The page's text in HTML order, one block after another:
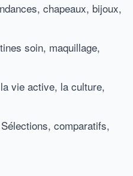
chapeaux, bijoux,
soin, maquillage,
vie active, la culture,
comparatifs,